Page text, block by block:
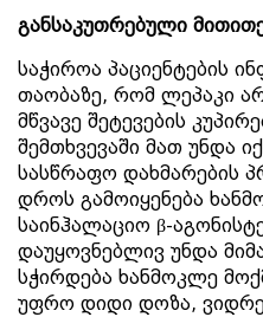
განსაკუთრებული
საჭიროა პაციენტების
თაობაზე, რომ ლეპაკი
მწვავე შეტევების
შემთხვევაში მათ უნდა
სასწრაფო დახმარების
დროს გამოიყენება
საინჰალაციო β-
დაუყოვნებლივ უნდა
სჭირდება ხანმოკლე
უფრო დიდი დოზა,